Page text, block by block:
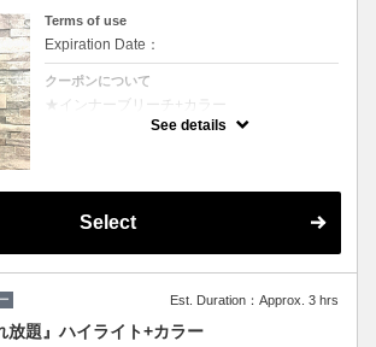
Terms of use
Expiration Date：
クーポンについて
★インナーブリーチ+カラー
★カット追加（+2500円）
★耳後ろのインナーのカラーのみです。表面
See details
Select
Est. Duration：Approx. 3 hrs
放題』ハイライト+カラー